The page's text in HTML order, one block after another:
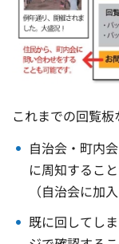
これまでの回覧板
自治会・町内
に周知すること
（自治会に加
既に回してし